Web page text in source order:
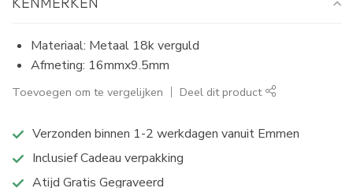
Materiaal: Metaal 18k verguld
Afmeting: 16mmx9.5mm
Toevoegen om te vergelijken Deel dit product
Verzonden binnen 1-2 werkdagen vanuit Emmen
Inclusief Cadeau verpakking
Atijd Gratis Gegraveerd